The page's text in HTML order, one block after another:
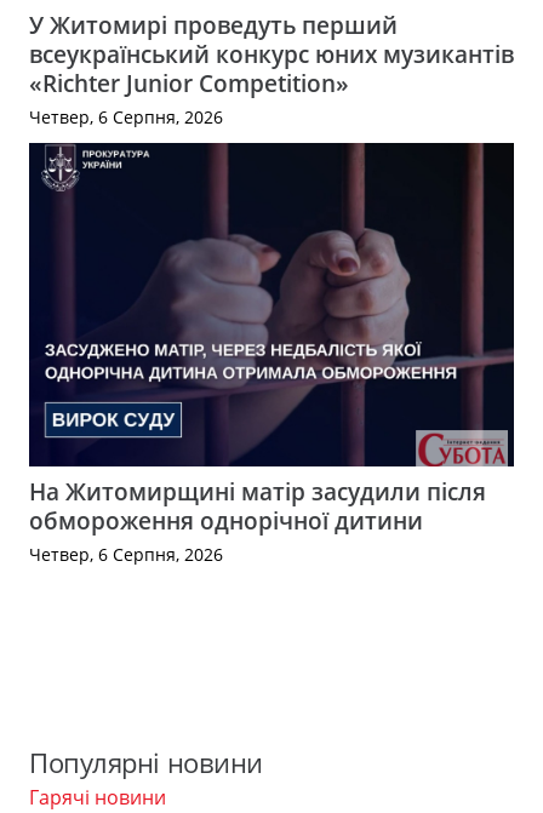
У Житомирі проведуть перший
всеукраїнський конкурс юних музикантів
«Richter Junior Competition»
Четвер, 6 Серпня, 2026
На Житомирщині матір засудили після
обмороження однорічної дитини
Четвер, 6 Серпня, 2026
Популярні новини
Гарячі новини